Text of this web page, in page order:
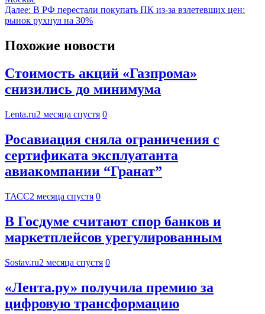
Далее: В РФ перестали покупать ПК из-за взлетевших цен:
рынок рухнул на 30%
Похожие новости
Стоимость акций «Газпрома»
снизились до минимума
Lenta.ru2 месяца спустя 0
Росавиация сняла ограничения с
сертификата эксплуатанта
авиакомпании “Гранат”
ТАСС2 месяца спустя 0
В Госдуме считают спор банков и
маркетплейсов урегулированным
Sostav.ru2 месяца спустя 0
«Лента.ру» получила премию за
цифровую трансформацию